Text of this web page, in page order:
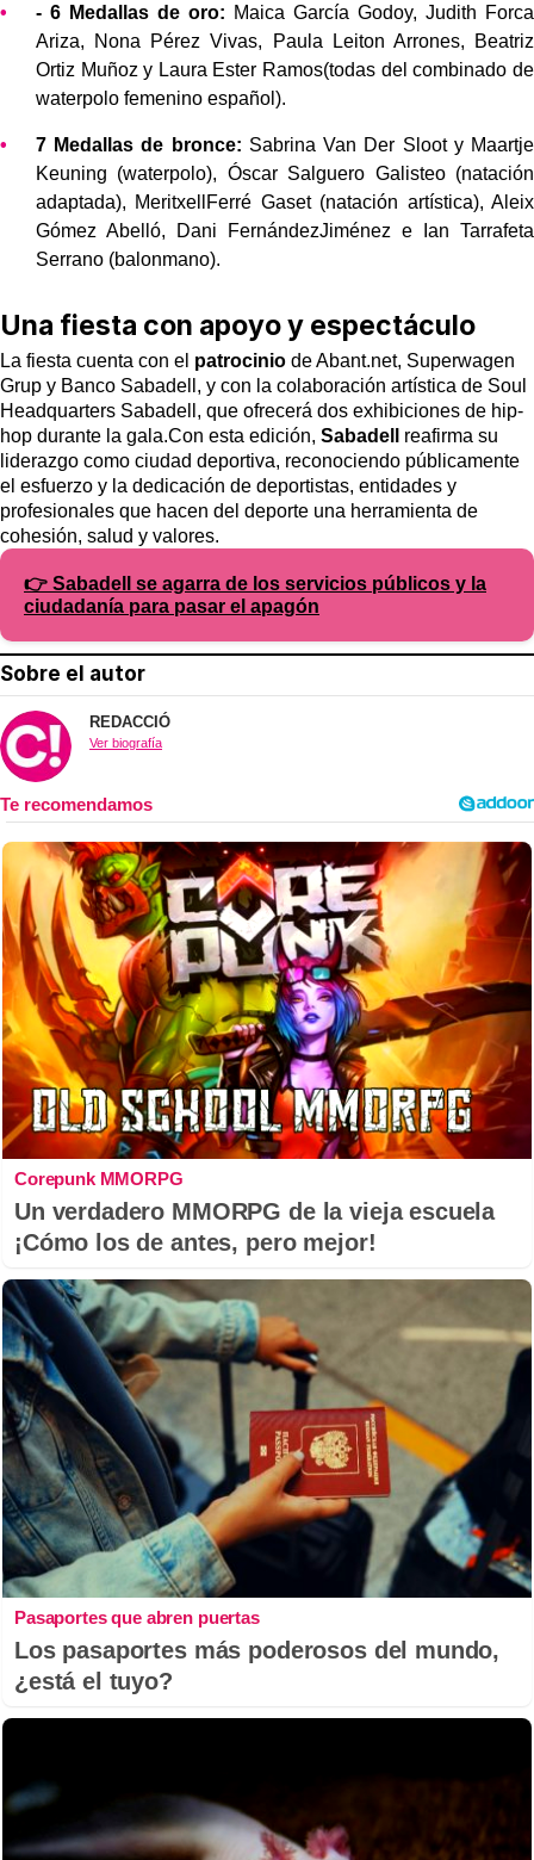
- 6 Medallas de oro: Maica García Godoy, Judith Forca
Ariza, Nona Pérez Vivas, Paula Leiton Arrones, Beatriz
Ortiz Muñoz y Laura Ester Ramos(todas del combinado de
waterpolo femenino español).
7 Medallas de bronce: Sabrina Van Der Sloot y Maartje
Keuning (waterpolo), Óscar Salguero Galisteo (natación
adaptada), MeritxellFerré Gaset (natación artística), Aleix
Gómez Abelló, Dani FernándezJiménez e Ian Tarrafeta
Serrano (balonmano).
Una fiesta con apoyo y espectáculo
La fiesta cuenta con el patrocinio de Abant.net, Superwagen
Grup y Banco Sabadell, y con la colaboración artística de Soul
Headquarters Sabadell, que ofrecerá dos exhibiciones de hip-
hop durante la gala.Con esta edición, Sabadell
reafirma su
liderazgo como ciudad deportiva, reconociendo públicamente
el esfuerzo y la dedicación de deportistas, entidades y
profesionales que hacen del deporte una herramienta de
cohesión, salud y valores.
👉 Sabadell se agarra de los servicios públicos y la
ciudadanía para pasar el apagón
Sobre el autor
REDACCIÓ
Ver biografía
Corepunk MMORPG
Un verdadero MMORPG de la vieja escuela
¡Cómo los de antes, pero mejor!
Pasaportes que abren puertas
Los pasaportes más poderosos del mundo,
¿está el tuyo?